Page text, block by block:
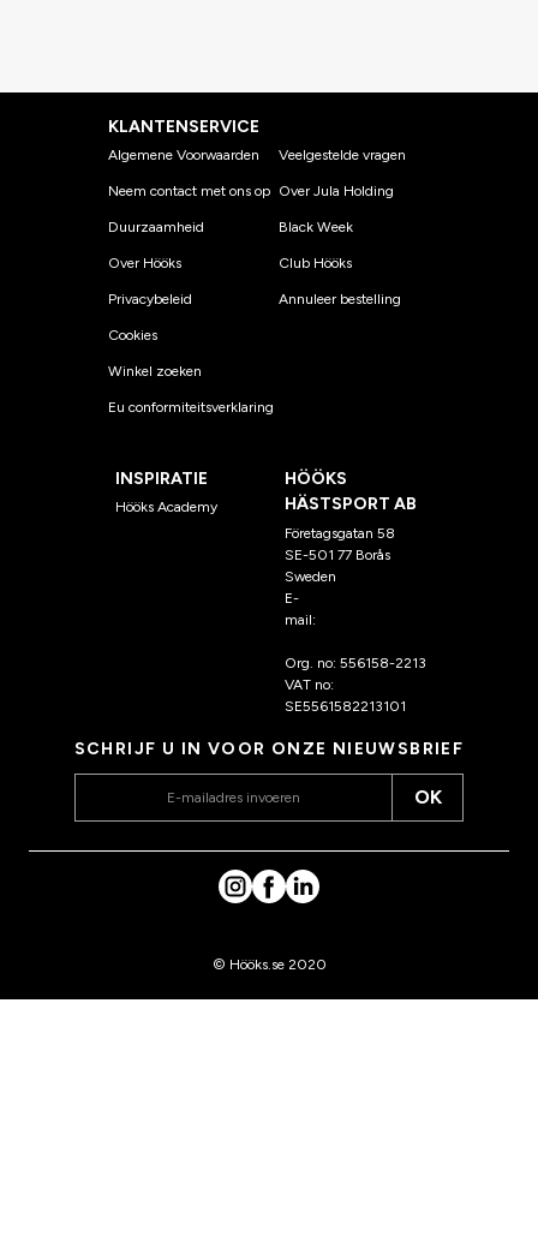
KLANTENSERVICE
Algemene Voorwaarden
Neem contact met ons op
Duurzaamheid
Over Hööks
Privacybeleid
Cookies
Winkel zoeken
Eu conformiteitsverklaring
Veelgestelde vragen
Over Jula Holding
Black Week
Club Hööks
Annuleer bestelling
INSPIRATIE
Hööks Academy
HÖÖKS
HÄSTSPORT AB
Företagsgatan 58
SE-501 77 Borås
Sweden
E-
mail:
Org. no: 556158-2213
VAT no:
SE5561582213101
SCHRIJF U IN VOOR ONZE NIEUWSBRIEF
OK
© Hööks.se 2020